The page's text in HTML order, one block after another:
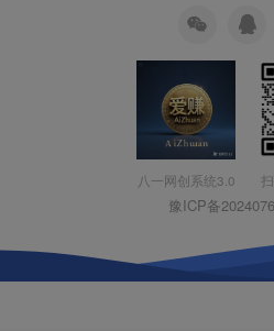
八一网创系统3.0
豫ICP备